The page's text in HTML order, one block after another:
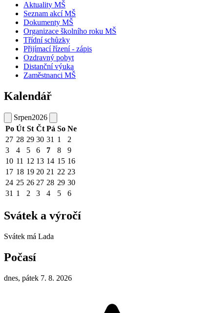
Aktuality MŠ
Seznam akcí MŠ
Dokumenty MŠ
Organizace školního roku MŠ
Třídní schůzky
Přijímací řízení - zápis
Ozdravný pobyt
Distanční výuka
Zaměstnanci MŠ
Kalendář
Srpen2026
Po Út St Čt Pá So Ne
27 28 29 30 31 1
2
3
4 5 6 7 8
9
10 11 12 13 14 15 16
17 18 19 20 21 22 23
24 25 26 27 28 29 30
31 1 2 3 4 5 6
Svátek a výročí
Svátek má Lada
Počasí
dnes, pátek 7. 8. 2026